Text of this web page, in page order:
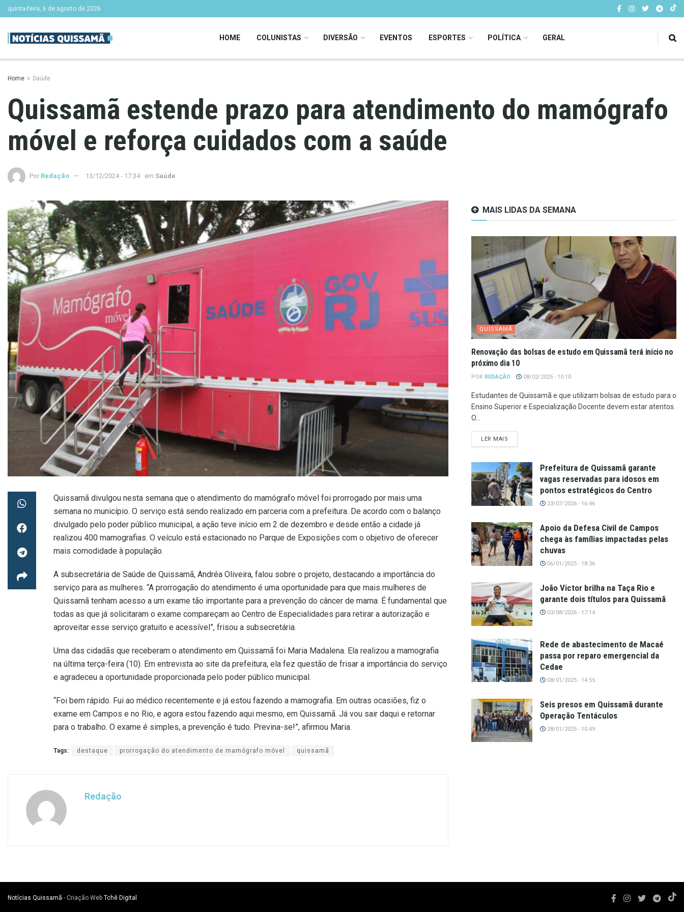
quinta-feira, 6 de agosto de 2026
HOME COLUNISTAS DIVERSÃO EVENTOS ESPORTES POLÍTICA GERAL
Home Saúde
Quissamã estende prazo para atendimento do mamógrafo
móvel e reforça cuidados com a saúde
Por Redação 13/12/2024 - 17:34 em Saúde
Quissamã divulgou nesta semana que o atendimento do mamógrafo móvel foi prorrogado por mais uma
semana no município. O serviço está sendo realizado em parceria com a prefeitura. De acordo com o balanço
divulgado pelo poder público municipal, a ação teve início em 2 de dezembro e desde então a cidade já
realizou 400 mamografias. O veículo está estacionado no Parque de Exposições com o objetivo de oferecer
mais comodidade à população.
A subsecretária de Saúde de Quissamã, Andréa Oliveira, falou sobre o projeto, destacando a importância do
serviço para as mulheres. “A prorrogação do atendimento é uma oportunidade para que mais mulheres de
Quissamã tenham acesso a um exame tão importante para a prevenção do câncer de mama. É fundamental que
todas as que já solicitaram o exame compareçam ao Centro de Especialidades para retirar a autorização e
aproveitar esse serviço gratuito e acessível”, frisou a subsecretária.
Uma das cidadãs que receberam o atendimento em Quissamã foi Maria Madalena. Ela realizou a mamografia
na última terça-feira (10). Em entrevista ao site da prefeitura, ela fez questão de frisar a importância do serviço
e agradeceu a oportunidade proporcionada pelo poder público municipal.
“Foi bem rápido. Fui ao médico recentemente e já estou fazendo a mamografia. Em outras ocasiões, fiz o
exame em Campos e no Rio, e agora estou fazendo aqui mesmo, em Quissamã. Já vou sair daqui e retornar
para o trabalho. O exame é simples, a prevenção é tudo. Previna-se!”, afirmou Maria.
Tags: destaque prorrogação do atendimento de mamógrafo móvel quissamã
Redação
MAIS LIDAS DA SEMANA
QUISSAMÃ
Renovação das bolsas de estudo em Quissamã terá início no
próximo dia 10
POR REDAÇÃO 08/02/2025 - 10:10
Estudantes de Quissamã e que utilizam bolsas de estudo para o
Ensino Superior e Especialização Docente devem estar atentos.
O...
LER MAIS
Prefeitura de Quissamã garante
vagas reservadas para idosos em
pontos estratégicos do Centro
23/07/2026 - 16:46
Apoio da Defesa Civil de Campos
chega às famílias impactadas pelas
chuvas
06/01/2025 - 18:36
João Victor brilha na Taça Rio e
garante dois títulos para Quissamã
03/08/2026 - 17:14
Rede de abastecimento de Macaé
passa por reparo emergencial da
Cedae
08/01/2025 - 14:55
Seis presos em Quissamã durante
Operação Tentáculos
28/01/2025 - 10:49
Notícias Quissamã - Criação Web Tchê Digital